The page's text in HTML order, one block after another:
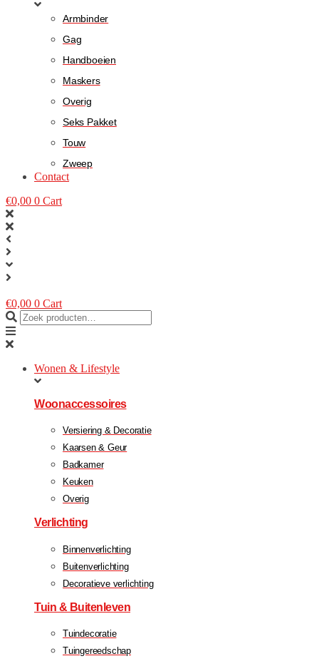
Armbinder
Gag
Handboeien
Maskers
Overig
Seks Pakket
Touw
Zweep
Contact
€0,00 0 Cart
€0,00 0 Cart
Wonen & Lifestyle
Woonaccessoires
Versiering & Decoratie
Kaarsen & Geur
Badkamer
Keuken
Overig
Verlichting
Binnenverlichting
Buitenverlichting
Decoratieve verlichting
Tuin & Buitenleven
Tuindecoratie
Tuingereedschap